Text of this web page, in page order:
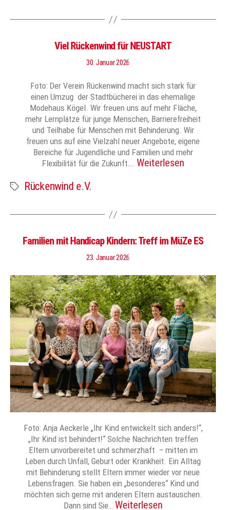
Viel Rückenwind für NEUSTART
30. Januar 2026
Foto: Der Verein Rückenwind macht sich stark für
einen Umzug der Stadtbücherei in das ehemalige
Modehaus Kögel. Wir freuen uns auf mehr Fläche,
mehr Lernplätze für junge Menschen, Barrierefreiheit
und Teilhabe für Menschen mit Behinderung. Wir
freuen uns auf eine Vielzahl neuer Angebote, eigene
Bereiche für Jugendliche und Familien und mehr
Flexibilität für die Zukunft…. Weiterlesen
Schlagwörter
Rückenwind e.V.
Familien mit Handicap Kindern: Treff im MüZe ES
23. Januar 2026
Foto: Anja Aeckerle „Ihr Kind entwickelt sich anders!“,
„Ihr Kind ist behindert!“ Solche Nachrichten treffen
Eltern unvorbereitet und schmerzhaft – mitten im
Leben durch Unfall, Geburt oder Krankheit. Ein Alltag
mit Behinderung stellt Eltern immer wieder vor neue
Lebensfragen. Sie haben ein „besonderes“ Kind und
möchten sich gerne mit anderen Eltern austauschen.
Dann sind Sie… Weiterlesen